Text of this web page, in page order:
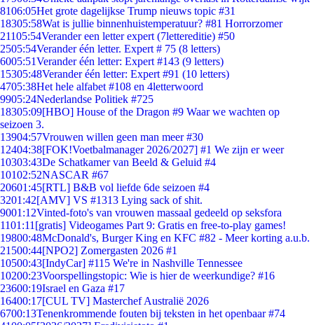
8106:05Het grote dagelijkse Trump nieuws topic #31
18305:58Wat is jullie binnenhuistemperatuur? #81 Horrorzomer
21105:54Verander een letter expert (7lettereditie) #50
2505:54Verander één letter. Expert # 75 (8 letters)
6005:51Verander één letter: Expert #143 (9 letters)
15305:48Verander één letter: Expert #91 (10 letters)
4705:38Het hele alfabet #108 en 4letterwoord
9905:24Nederlandse Politiek #725
18305:09[HBO] House of the Dragon #9 Waar we wachten op
seizoen 3.
13904:57Vrouwen willen geen man meer #30
12404:38[FOK!Voetbalmanager 2026/2027] #1 We zijn er weer
10303:43De Schatkamer van Beeld & Geluid #4
10102:52NASCAR #67
20601:45[RTL] B&B vol liefde 6de seizoen #4
3201:42[AMV] VS #1313 Lying sack of shit.
9001:12Vinted-foto's van vrouwen massaal gedeeld op seksfora
1101:11 [gratis] Videogames Part 9: Gratis en free-to-play games!
19800:48McDonald's, Burger King en KFC #82 - Meer korting a.u.b.
21500:44[NPO2] Zomergasten 2026 #1
10500:43[IndyCar] #115 We're in Nashville Tennessee
10200:23Voorspellingstopic: Wie is hier de weerkundige? #16
23600:19Israel en Gaza #17
16400:17[CUL TV] Masterchef Australië 2026
6700:13Tenenkrommende fouten bij teksten in het openbaar #74